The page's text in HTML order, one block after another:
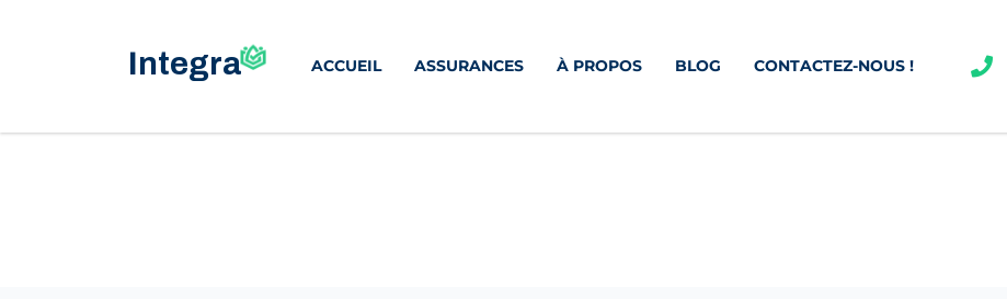
ACCUEIL ASSURANCES À PROPOS BLOG CONTACTEZ-NOUS !